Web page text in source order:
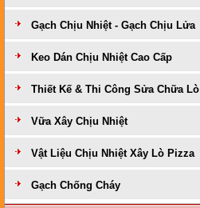
Gạch Chịu Nhiệt - Gạch Chịu Lửa
Keo Dán Chịu Nhiệt Cao Cấp
Thiết Kế & Thi Công Sửa Chữa Lò
Vữa Xây Chịu Nhiệt
Vật Liệu Chịu Nhiệt Xây Lò Pizza
Gạch Chống Cháy